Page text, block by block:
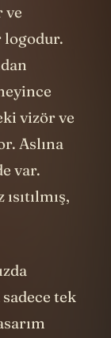
ve
logodur.
vizör ve
Aslına
var.
tek